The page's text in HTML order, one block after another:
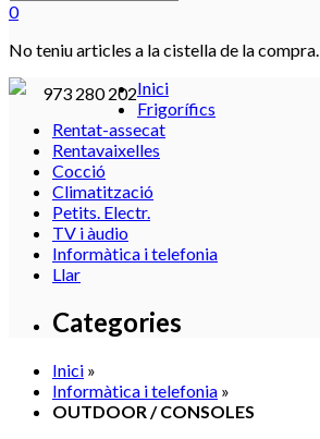
0
No teniu articles a la cistella de la compra.
973 280 202Inici
Frigorífics
Rentat-assecat
Rentavaixelles
Cocció
Climatització
Petits. Electr.
TV i àudio
Informàtica i telefonia
Llar
Categories
Inici »
Informàtica i telefonia »
OUTDOOR / CONSOLES